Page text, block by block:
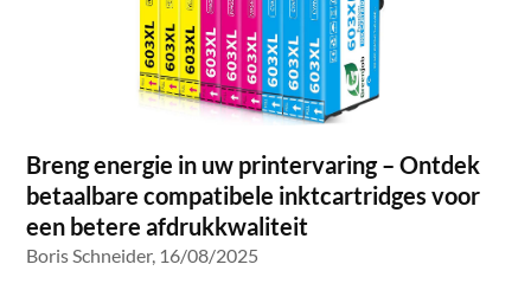
Breng energie in uw printervaring – Ontdek
betaalbare compatibele inktcartridges voor
een betere afdrukkwaliteit
Boris Schneider, 16/08/2025